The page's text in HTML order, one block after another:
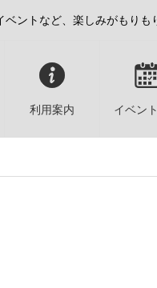
ントなど、楽しみがもりも
利用案内 イベン